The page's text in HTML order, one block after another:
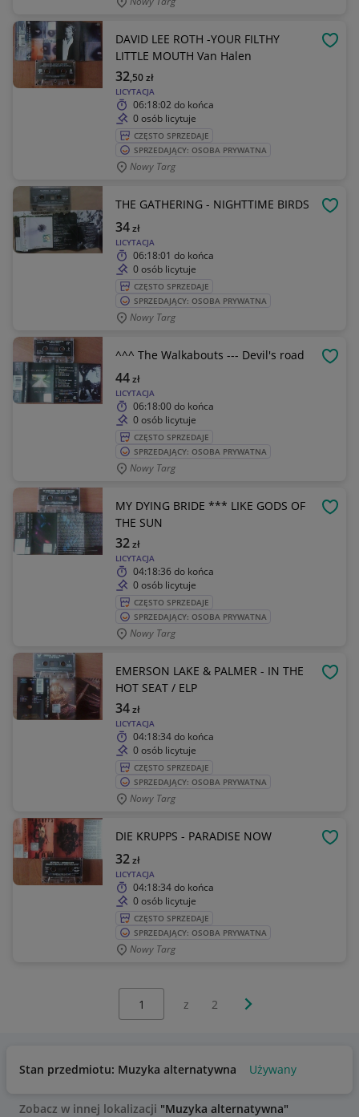
DAVID LEE ROTH -YOUR FILTHY
LITTLE MOUTH Van Halen
LICYTACJA
32,50zł
06:18:02 do końca
0 osób licytuje
CZĘSTO SPRZEDAJE
SPRZEDAJĄCY: OSOBA PRYWATNA
Nowy Targ
THE GATHERING - NIGHTTIME BIRDS
LICYTACJA
34zł
06:18:01 do końca
0 osób licytuje
CZĘSTO SPRZEDAJE
SPRZEDAJĄCY: OSOBA PRYWATNA
Nowy Targ
^^^ The Walkabouts --- Devil's road
LICYTACJA
44zł
06:18:00do końca
0 osób licytuje
CZĘSTO SPRZEDAJE
SPRZEDAJĄCY: OSOBA PRYWATNA
Nowy Targ
MY DYING BRIDE *** LIKE GODS OF
THE SUN
LICYTACJA
32zł
04:18:36do końca
0 osób licytuje
CZĘSTO SPRZEDAJE
SPRZEDAJĄCY: OSOBA PRYWATNA
Nowy Targ
EMERSON LAKE & PALMER - IN THE
HOT SEAT / ELP
LICYTACJA
34zł
04:18:34do końca
0 osób licytuje
CZĘSTO SPRZEDAJE
SPRZEDAJĄCY: OSOBA PRYWATNA
Nowy Targ
DIE KRUPPS - PARADISE NOW
LICYTACJA
32zł
04:18:34do końca
0 osób licytuje
CZĘSTO SPRZEDAJE
SPRZEDAJĄCY: OSOBA PRYWATNA
Nowy Targ
z 2 Następna strona
Stan przedmiotu: Muzyka alternatywna Używany
Zobacz w innej lokalizacji "Muzyka alternatywna"